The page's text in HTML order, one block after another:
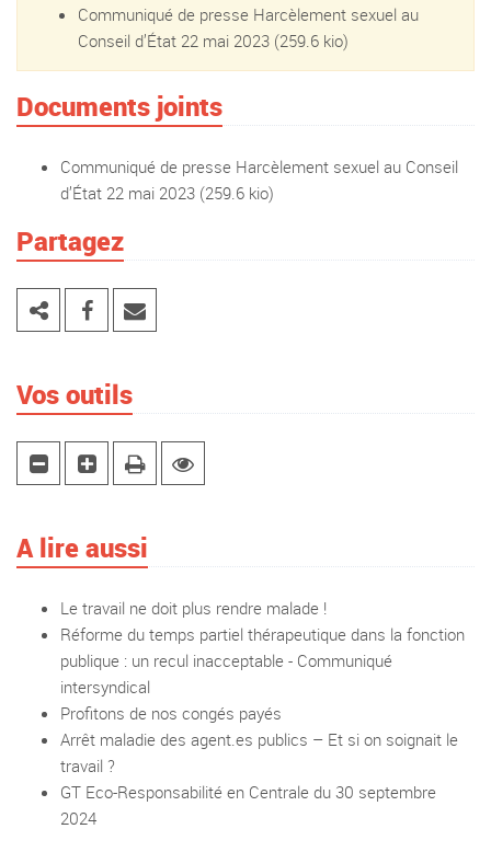
Communiqué de presse Harcèlement sexuel au
Conseil d’État 22 mai 2023 (259.6 kio)
Documents joints
Communiqué de presse Harcèlement sexuel au Conseil
d’État 22 mai 2023 (259.6 kio)
Partagez
Vos outils
A lire aussi
Le travail ne doit plus rendre malade !
Réforme du temps partiel thérapeutique dans la fonction
publique : un recul inacceptable - Communiqué
intersyndical
Profitons de nos congés payés
Arrêt maladie des agent.es publics – Et si on soignait le
travail ?
GT Eco-Responsabilité en Centrale du 30 septembre
2024